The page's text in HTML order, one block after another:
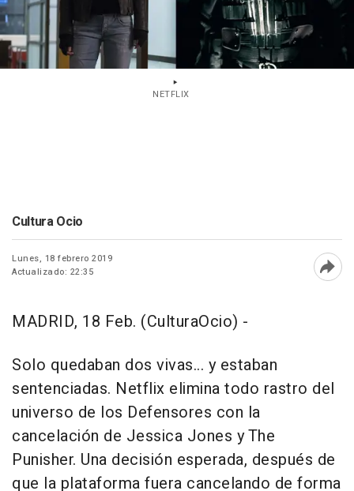
NETFLIX
Cultura Ocio
Lunes, 18 febrero 2019
Actualizado: 22:35
MADRID, 18 Feb. (CulturaOcio) -
Solo quedaban dos vivas... y estaban
sentenciadas. Netflix elimina todo rastro del
universo de los Defensores con la
cancelación de Jessica Jones y The
Punisher. Una decisión esperada, después de
que la plataforma fuera cancelando de forma